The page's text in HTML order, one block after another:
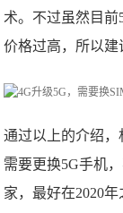
术。不过虽然目前
价格过高，所以建
通过以上的介绍，
需要更换5G手机
家，最好在2020